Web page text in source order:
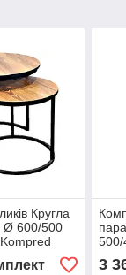
Кругла
Ø 600/500
3